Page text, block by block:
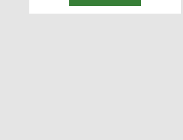
Стерилизация